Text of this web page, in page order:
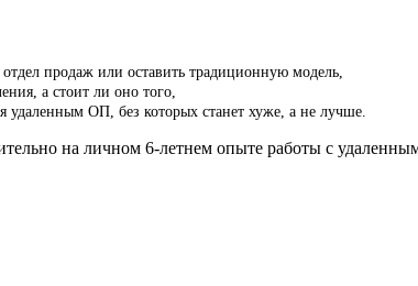
продаж или оставить традиционную модель,
а стоит ли оно того,
удаленным ОП, без которых станет хуже, а не лучше.
на личном 6-летнем опыте работы с